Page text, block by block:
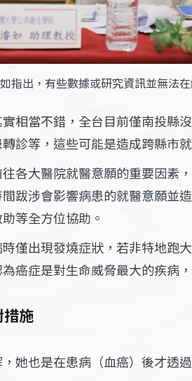
指出，有些數據或研究資訊並無法
相當不錯，全台目前僅南投縣
診等，這些可能是造成跨縣市
各大醫院就醫意願的重要因素
跋涉會影響病患的就醫意願並
等全方位協助。
僅出現發燒症狀，若非特地跑
癌症是對生命威脅最大的疾病
措施
她也是在患病（血癌）後才透